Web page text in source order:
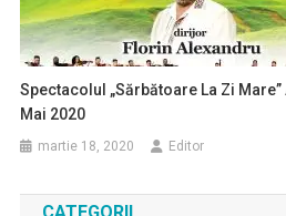
Spectacolul „Sărbătoare La Zi
Mai 2020
martie 18, 2020 Editor